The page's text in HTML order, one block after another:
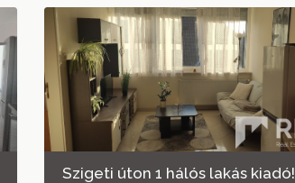
Szigeti úton 1 hálós lakás kiadó!